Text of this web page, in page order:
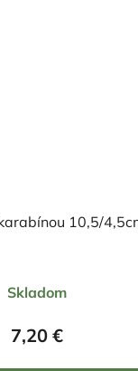
10,5/
hodnotenie
produktu
Skladom
7,20 €